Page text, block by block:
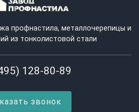
профнастила, металлочерепицы и
из тонколистовой стали
128-80-89
звонок